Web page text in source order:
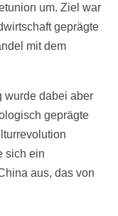
um. Ziel war
geprägte
mit dem
wurde dabei aber
geprägte
sich ein
aus, das von